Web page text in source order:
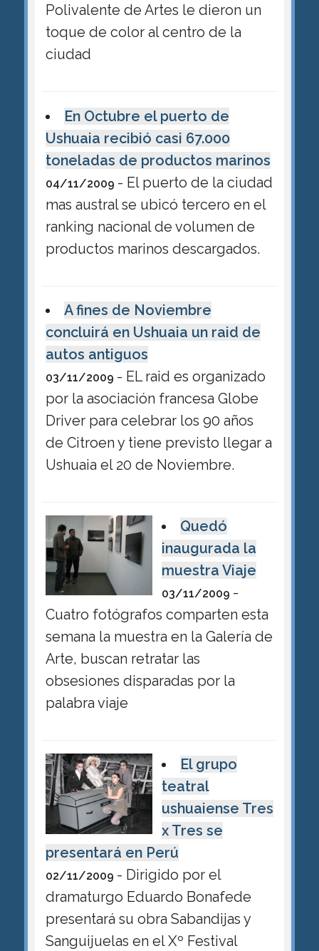
Polivalente de Artes le dieron un
toque de color al centro de la
ciudad
En Octubre el puerto de
Ushuaia recibió casi 67.000
toneladas de productos marinos
04/11/2009 - El puerto de la ciudad
mas austral se ubicó tercero en el
ranking nacional de volumen de
productos marinos descargados.
A fines de Noviembre
concluirá en Ushuaia un raid de
autos antiguos
03/11/2009 - EL raid es organizado
por la asociación francesa Globe
Driver para celebrar los 90 años
de Citroen y tiene previsto llegar a
Ushuaia el 20 de Noviembre.
Quedó
inaugurada la
muestra Viaje
03/11/2009 -
Cuatro fotógrafos comparten esta
semana la muestra en la Galería de
Arte, buscan retratar las
obsesiones disparadas por la
palabra viaje
El grupo
teatral
ushuaiense Tres
x Tres se
presentará en Perú
02/11/2009 - Dirigido por el
dramaturgo Eduardo Bonafede
presentará su obra Sabandijas y
Sanguijuelas en el Xº Festival